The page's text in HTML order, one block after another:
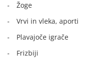
Žoge
Vrvi in vleka, aporti
Plavajoče igrače
Frizbiji